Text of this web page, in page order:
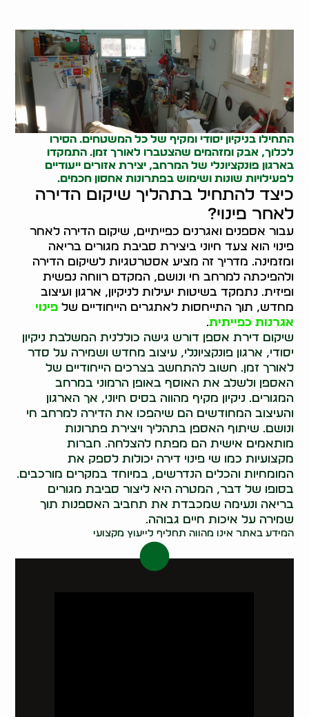
התחילו בניקיון יסודי ומקיף של כל המשטחים. הסירו
לכלוך, אבק ומזהמים שהצטברו לאורך זמן. התמקדו
בארגון פונקציונלי של המרחב, יצירת אזורים ייעודיים
לפעילויות שונות ושימוש בפתרונות אחסון חכמים.
כיצד להתחיל בתהליך שיקום הדירה
לאחר פינוי?
עבור אספנים ואגרנים כפייתיים, שיקום הדירה לאחר
פינוי הוא צעד חיוני ביצירת סביבת מגורים בריאה
ומזמינה. מדריך זה מציע אסטרטגיות לשיקום הדירה
ולהפיכתה למרחב חי ונושם, המקדם רווחה נפשית
ופיזית. נתמקד בשיטות יעילות לניקיון, ארגון ועיצוב
מחדש, תוך התייחסות לאתגרים הייחודיים שלפינוי
אגרנות כפייתית.
שיקום דירת אספן דורש גישה כוללנית המשלבת ניקיון
יסודי, ארגון פונקציונלי, עיצוב מחדש ושמירה על סדר
לאורך זמן. חשוב להתחשב בצרכים הייחודיים של
האספן ולשלב את האוסף באופן הרמוני במרחב
המגורים. ניקיון מקיף מהווה בסיס חיוני, אך הארגון
והעיצוב המחודשים הם שיהפכו את הדירה למרחב חי
ונושם. שיתוף האספן בתהליך ויצירת פתרונות
מותאמים אישית הם מפתח להצלחה. חברות
מקצועיות כמו שי פינוי דירה יכולות לספק את
המומחיות והכלים הנדרשים, במיוחד במקרים מורכבים.
בסופו של דבר, המטרה היא ליצור סביבת מגורים
בריאה ונעימה שמכבדת את תחביב האספנות תוך
שמירה על איכות חיים גבוהה.
המידע באתר אינו מהווה תחליף לייעוץ מקצועי